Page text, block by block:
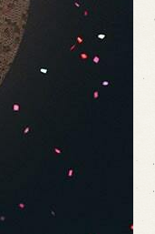
お電話で予約
動します